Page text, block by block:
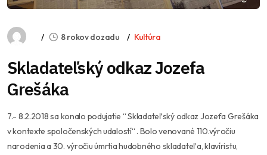
8 rokov dozadu Kultúra
Skladateľský odkaz Jozefa
Grešáka
7.- 8.2.2018 sa konalo podujatie “ Skladateľský odkaz Jozefa Grešáka
v kontexte spoločenských udalostí“ . Bolo venované 110.výročiu
narodenia a 30. výročiu úmrtia hudobného skladateľa, klavíristu,